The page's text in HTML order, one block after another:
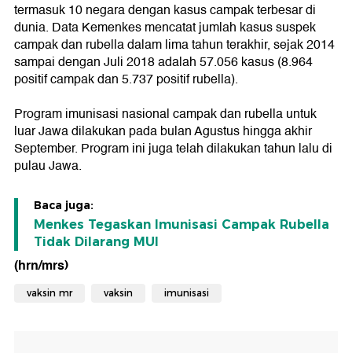
termasuk 10 negara dengan kasus campak terbesar di
dunia. Data Kemenkes mencatat jumlah kasus suspek
campak dan rubella dalam lima tahun terakhir, sejak 2014
sampai dengan Juli 2018 adalah 57.056 kasus (8.964
positif campak dan 5.737 positif rubella).
Program imunisasi nasional campak dan rubella untuk
luar Jawa dilakukan pada bulan Agustus hingga akhir
September. Program ini juga telah dilakukan tahun lalu di
pulau Jawa.
Baca juga:
Menkes Tegaskan Imunisasi Campak Rubella
Tidak Dilarang MUI
(hrn/mrs)
vaksin mr vaksin imunisasi